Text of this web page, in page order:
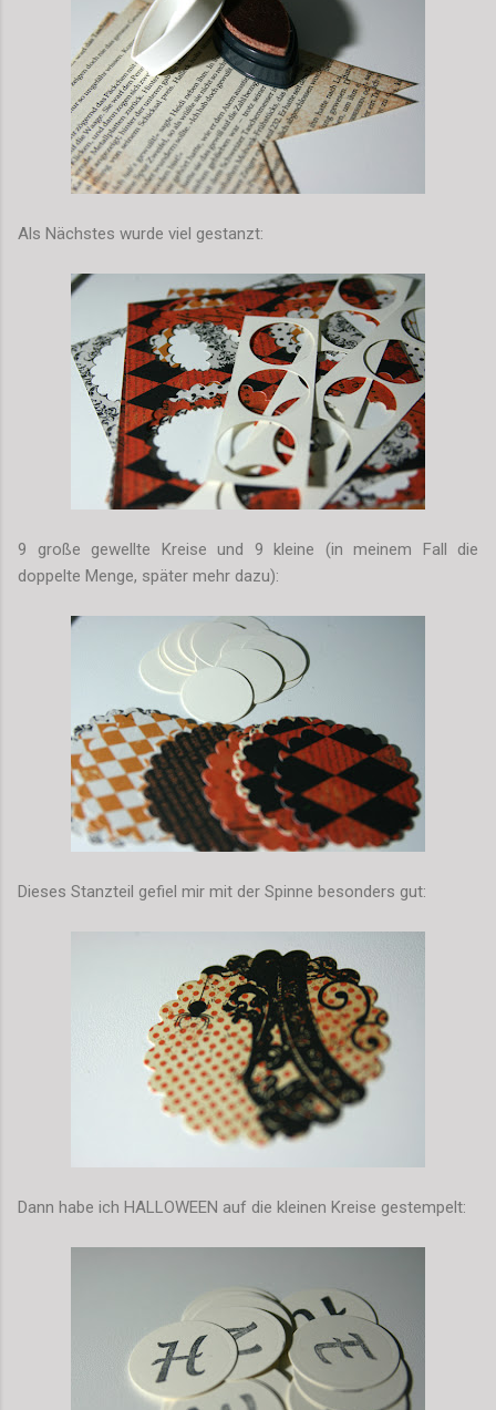
Als Nächstes wurde viel gestanzt:
9 große gewellte Kreise und 9 kleine (in meinem Fall die
doppelte Menge, später mehr dazu):
Dieses Stanzteil gefiel mir mit der Spinne besonders gut:
Dann habe ich HALLOWEEN auf die kleinen Kreise gestempelt: